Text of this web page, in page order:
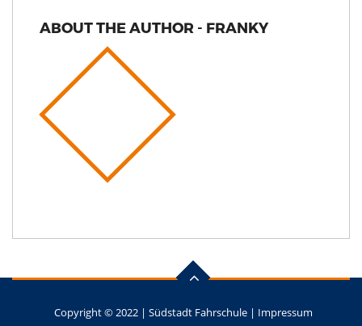
ABOUT THE AUTHOR - FRANKY
Copyright © 2022 | Südstadt Fahrschule | Impressum